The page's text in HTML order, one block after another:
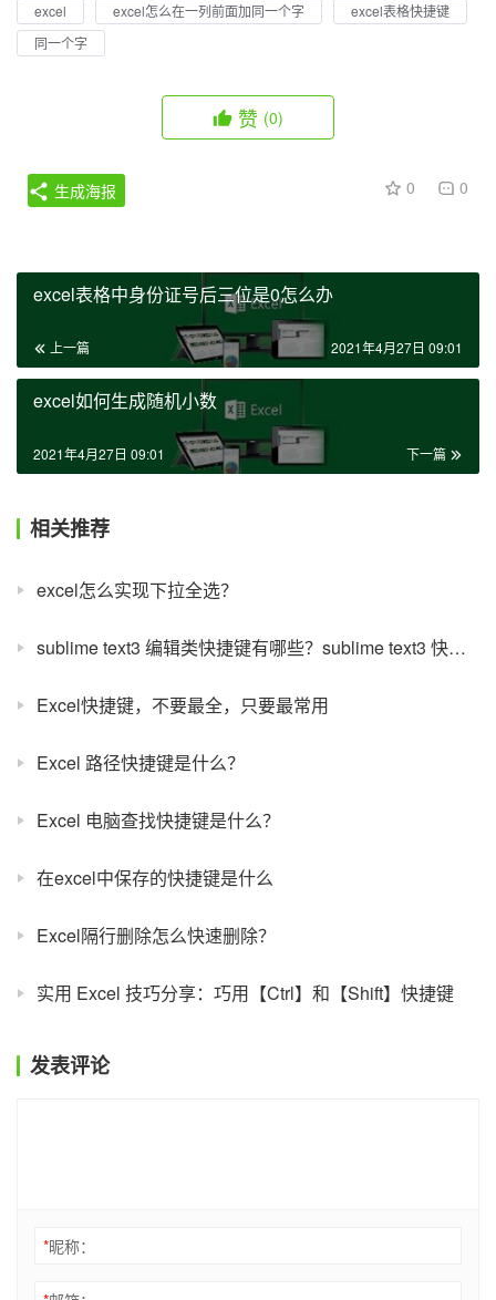
excel excel怎么在一列前面加同一个字
excel表格快捷键
同一个字
赞 (0)
0 0
生成海报
excel表格中身份证号后三位是0怎么办
上一篇 2021年4月27日 09:01
excel如何生成随机小数
下一篇
2021年4月27日 09:01
相关推荐
excel怎么实现下拉全选？
sublime text3 编辑类快捷键有哪些？sublime text3 快捷键大全
Excel快捷键，不要最全，只要最常用
Excel 路径快捷键是什么？
Excel 电脑查找快捷键是什么？
在excel中保存的快捷键是什么
Excel隔行删除怎么快速删除？
实用 Excel 技巧分享：巧用【Ctrl】和【Shift】快捷键
发表评论
*昵称：